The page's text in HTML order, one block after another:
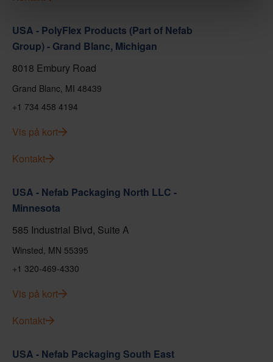
USA - PolyFlex Products (Part of Nefab
Group) - Grand Blanc, Michigan
8018 Embury Road
Grand Blanc, MI 48439
+1 734 458 4194
Vis på kort
Kontakt
USA - Nefab Packaging North LLC -
Minnesota
585 Industrial Blvd, Suite A
Winsted, MN 55395
+1 320-469-4330
Vis på kort
Kontakt
USA - Nefab Packaging South East